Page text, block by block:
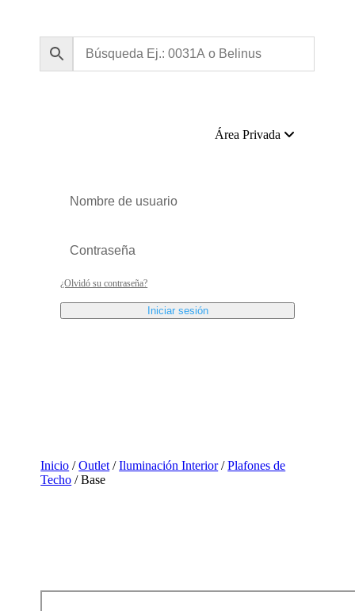
Área Privada
¿Olvidó su contraseña?
Iniciar sesión
Inicio /Outlet /Iluminación Interior/Plafones de
Techo / Base